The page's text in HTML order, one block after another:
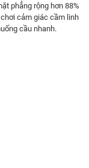
phẳng rộng hơn 88%
cảm giác cầm linh
cầu nhanh.